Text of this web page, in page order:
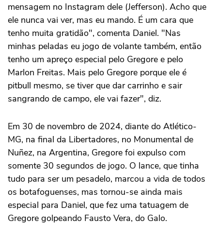
mensagem no Instagram dele (Jefferson). Acho que
ele nunca vai ver, mas eu mando. É um cara que
tenho muita gratidão", comenta Daniel. "Nas
minhas peladas eu jogo de volante também, então
tenho um apreço especial pelo Gregore e pelo
Marlon Freitas. Mais pelo Gregore porque ele é
pitbull mesmo, se tiver que dar carrinho e sair
sangrando de campo, ele vai fazer", diz.
Em 30 de novembro de 2024, diante do Atlético-
MG, na final da Libertadores, no Monumental de
Nuñez, na Argentina, Gregore foi expulso com
somente 30 segundos de jogo. O lance, que tinha
tudo para ser um pesadelo, marcou a vida de todos
os botafoguenses, mas tornou-se ainda mais
especial para Daniel, que fez uma tatuagem de
Gregore golpeando Fausto Vera, do Galo.